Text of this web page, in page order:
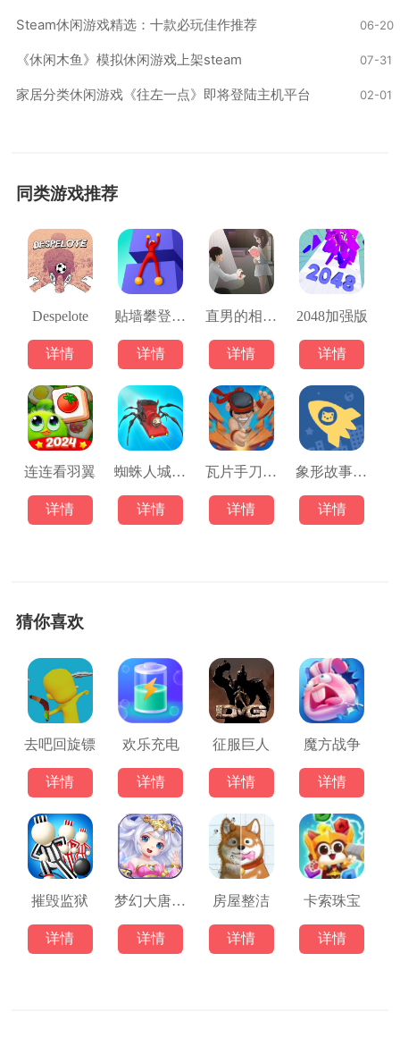
Steam休闲游戏精选：十款必玩佳作推荐 06-20
《休闲木鱼》模拟休闲游戏上架steam 07-31
家居分类休闲游戏《往左一点》即将登陆主机平台 02-01
同类游戏推荐
Despelote
详情
贴墙攀登者手游
详情
直男的相亲传说
详情
2048加强版
详情
连连看羽翼
详情
蜘蛛人城市穿越游戏
详情
瓦片手刀大师
详情
象形故事游戏
详情
猜你喜欢
去吧回旋镖
详情
欢乐充电
详情
征服巨人
详情
魔方战争
详情
摧毁监狱
详情
梦幻大唐(安卓版)
详情
房屋整洁
详情
卡索珠宝
详情